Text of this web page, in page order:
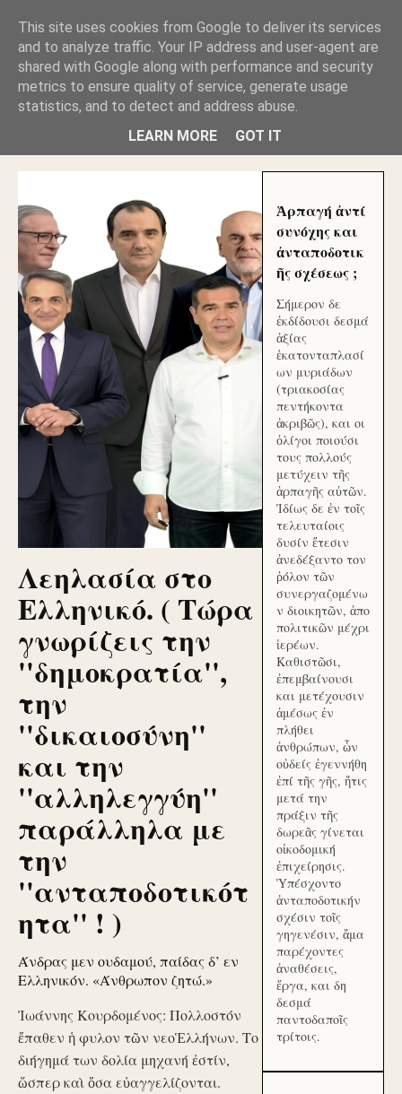
ΑΥΤΟΧΘΟΝΕΣ ΜΟΥ ΕΚΛΕΙΣΑΝ ΤΑ ΣΟΣΙΑΛ ΚΑΙ
ΦΙΜΩΣΑΝ ΤΟ SITE. ΟΙ ΧΙΛΙΑΔΕΣ ΜΙΚΡΟΕΠΕΝΔΥΤΕΣ
ΕΠΕΝΔΥΣΑΤΕ ΓΙΑ ΛΕΗΛΑΣΙΑ ΚΑΙ ΕΓΚΛΗΜΑ ?
ΓΛΥΦΑΔΑ WEB |ΟΙ ΜΕΓΑΛΟΙ ΚΛΕΠΤΑΙ ΑΠΟ ΤΟ
ΜΙΚΡΟΝ ΑΠΑΓΟΥΣΙ
Λεηλασία στο
Ελληνικό. ( Τώρα
γνωρίζεις την
''δημοκρατία'',
την
''δικαιοσύνη''
και την
''αλληλεγγύη''
παράλληλα με
την
''ανταποδοτικότ
ητα'' ! )
Άνδρας μεν ουδαμού, παίδας δ’ εν
Ελληνικόν. «Άνθρωπον ζητώ.»
Ἰωάννης Κουρδομένος: Πολλοστόν
ἔπαθεν ἡ φυλον τῶν νεοἙλλήνων. Το
διήγημά των δολία μηχανή ἐστίν,
ὥσπερ καὶ ὅσα εὐαγγελίζονται.
Ἁρπαγή ἀντί
συνόχης και
ἀνταποδοτικ
ῆς σχέσεως ;
Σήμερον δε
ἐκδίδουσι δεσμά
ἀξίας
ἑκατονταπλασί
ων μυριάδων
(τριακοσίας
πεντήκοντα
ἀκριβῶς), και οι
ὀλίγοι ποιούσι
τους πολλούς
μετύχειν τῆς
ἁρπαγῆς αὐτῶν.
Ἰδίως δε ἐν τοῖς
τελευταίοις
δυσίν ἔτεσιν
ἀνεδέξαντο τον
ῥόλον τῶν
συνεργαζομένω
ν διοικητῶν, ἀπο
πολιτικῶν μέχρι
ἱερέων.
Καθιστῶσι,
ἐπεμβαίνουσι
και μετέχουσιν
ἀμέσως ἐν
πλήθει
ἀνθρώπων, ὧν
οὐδείς ἐγεννήθη
ἐπί τῆς γῆς, ἥτις
μετά την
πράξιν τῆς
δωρεᾶς γίνεται
οἰκοδομική
ἐπιχείρησις.
Ὑπέσχοντο
ἀνταποδοτικήν
σχέσιν τοῖς
γηγενέσιν, ἅμα
παρέχοντες
ἀναθέσεις,
ἔργα, και δη
δεσμά
παντοδαποῖς
τρίτοις.
This site uses cookies from Google to deliver its services
and to analyze traffic. Your IP address and user-agent are
shared with Google along with performance and security
metrics to ensure quality of service, generate usage
statistics, and to detect and address abuse.
LEARN MORE
GOT IT